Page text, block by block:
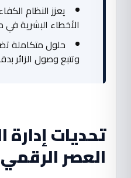
يعزز النظام
الأخطاء البشرية
حلول متكاملة
وتتبع وصول الزائر
تحديات إدارة
العصر الرقمي